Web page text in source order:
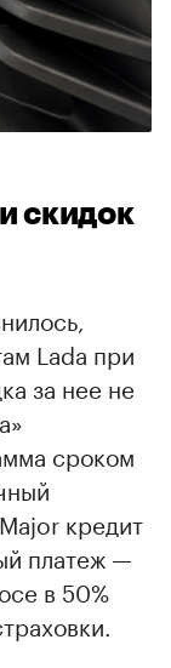
скидок
Lada при
за нее не
сроком
кредит
платеж —
в 50%